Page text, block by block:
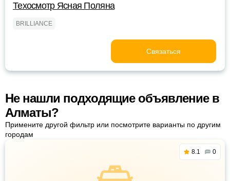
Техосмотр Ясная Поляна
BRILLIANCE
Связаться
Не нашли подходящие объявление в
Алматы?
Примените другой фильтр или посмотрите варианты по другим
городам
8.1 0